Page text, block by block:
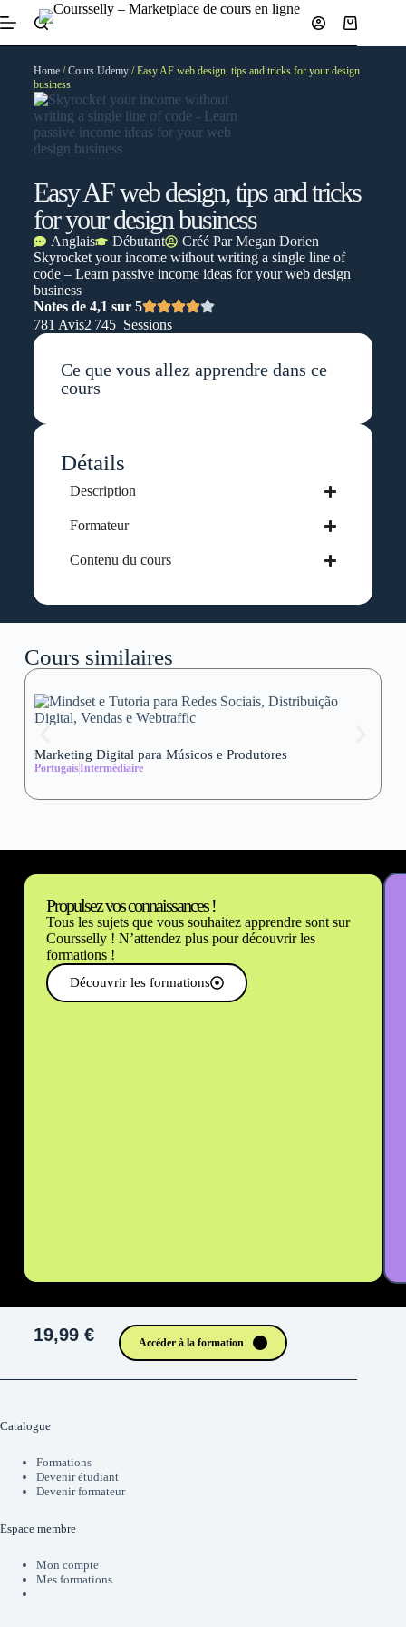
Home/Cours Udemy/ Easy AF web design, tips and tricks for your design
business
Easy AF web design, tips and tricks
for your design business
Anglais Débutant Créé ParMegan Dorien
Skyrocket your income without writing a single line of
code – Learn passive income ideas for your web design
business
Notes de 4,1 sur 5
781 Avis2 745 Sessions
Ce que vous allez apprendre dans ce
cours
Détails
Description
Formateur
Contenu du cours
Cours similaires
Marketing Digital para Músicos e Produtores
PortugaisIntermédiaire
Propulsez vos connaissances !
Tous les sujets que vous souhaitez apprendre sont sur
Coursselly ! N’attendez plus pour découvrir les
formations !
Découvrir les formations
19,99 € Accéder à la formation
Catalogue
Formations
Devenir étudiant
Devenir formateur
Espace membre
Mon compte
Mes formations